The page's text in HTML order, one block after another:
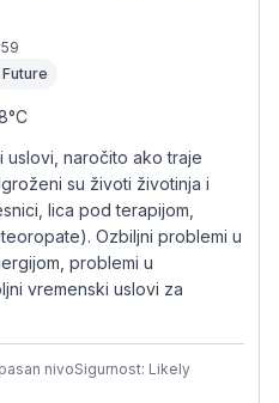
uslovi, naročito ako traje
su životi životinja i
lica pod terapijom,
Ozbiljni problemi u
problemi u
vremenski uslovi za
nivoSigurnost: Likely